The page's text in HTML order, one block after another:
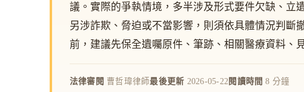
議。實際的爭執情境，多半涉及形式要件欠缺、立
另涉詐欺、脅迫或不當影響，則須依具體情況判斷
前，建議先保全遺囑原件、筆跡、相關醫療資料、
法律審閱 曹哲瑋律師最後更新 2026-05-22閱讀時間 8 分鐘